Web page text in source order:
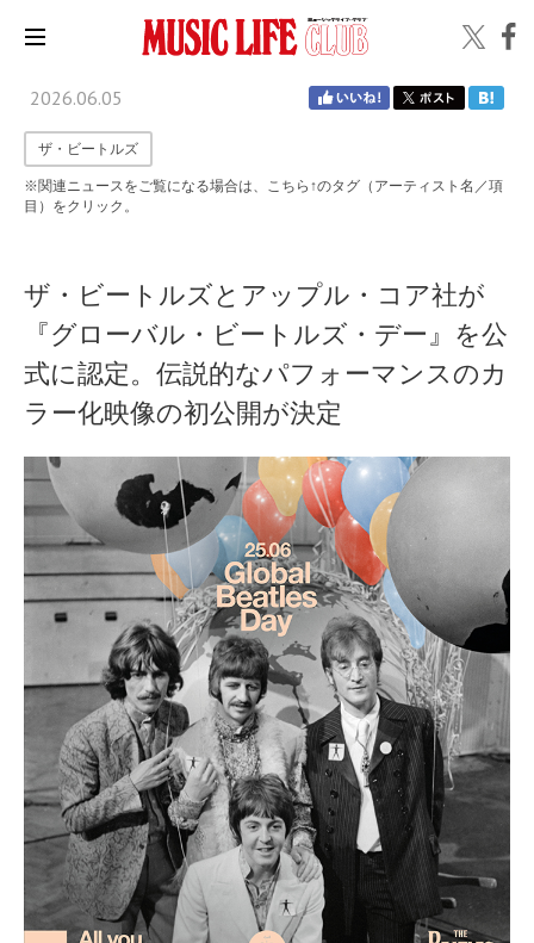
2026.06.05
ザ・ビートルズ
※関連ニュースをご覧になる場合は、こちら↑のタグ（アーティスト名／項
目）をクリック。
ザ・ビートルズとアップル・コア社が
『グローバル・ビートルズ・デー』を公
式に認定。伝説的なパフォーマンスのカ
ラー化映像の初公開が決定